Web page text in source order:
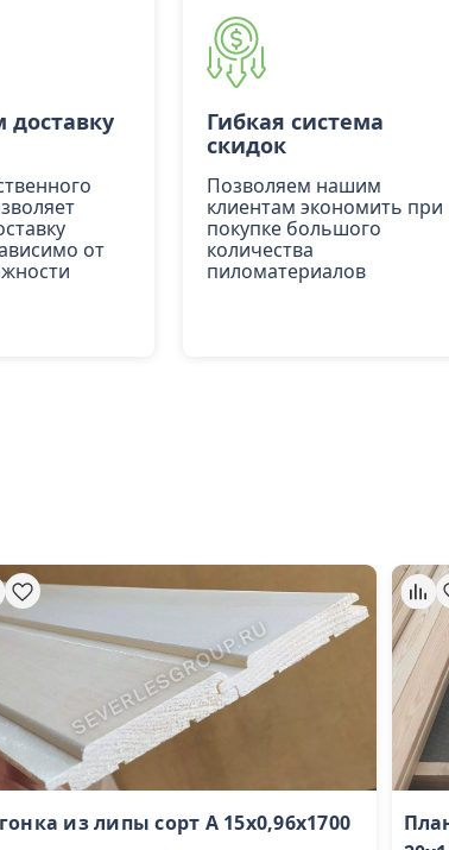
от
Гибкая система
скидок
Позволяем нашим
клиентам экономить при
покупке большого
количества
пиломатериалов
из липы сорт А 15х0,96х1700